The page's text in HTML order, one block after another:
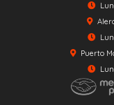
Puerto